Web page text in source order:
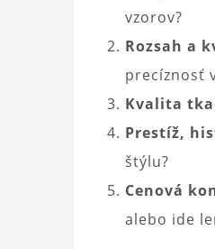
vzorov?
Rozsah a
precíznosť
Kvalita
Prestíž,
štýlu?
Cenová
alebo ide